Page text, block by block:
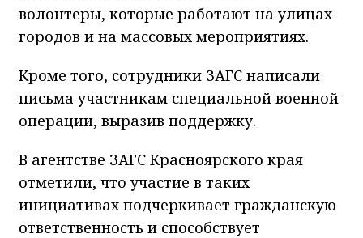
волонтеры, которые работают на улицах
городов и на массовых мероприятиях.
Кроме того, сотрудники ЗАГС написали
письма участникам специальной военной
операции, выразив поддержку.
В агентстве ЗАГС Красноярского края
отметили, что участие в таких
инициативах подчеркивает гражданскую
ответственность и способствует